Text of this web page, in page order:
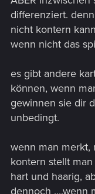
differenziert.
nicht kontern
wenn nicht das
es gibt andere
können, wenn
gewinnen sie dir
unbedingt.
wenn man merkt,
kontern stellt
hart und haarig,
dennoch ....wenn